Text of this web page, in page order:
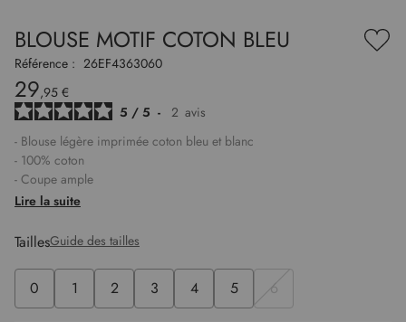
BLOUSE MOTIF COTON BLEU
à
Référence : 26EF4363060
29,95 €
5 / 5 - 2 avis
- Blouse légère imprimée coton bleu et blanc
- 100% coton
- Coupe ample
- Col tunisien avec finition petits boutons effet bois
- Motif style floral
- Fronces dans le dos et pli stylisé à l'avant
- Tissu doux et souple
- Élise mesure 1,75m et porte une taille 1
Lire la suite
TaillesGuide des tailles
0 1 2 3 4 5 6